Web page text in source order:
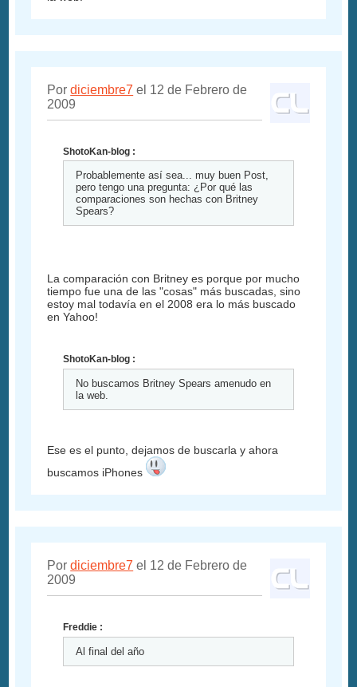
Pordiciembre7 el 12 de Febrero de
2009
ShotoKan-blog :
Probablemente así sea... muy buen Post,
pero tengo una pregunta: ¿Por qué las
comparaciones son hechas con Britney
Spears?
La comparación con Britney es porque por mucho
tiempo fue una de las "cosas" más buscadas, sino
estoy mal todavía en el 2008 era lo más buscado
en Yahoo!
ShotoKan-blog :
No buscamos Britney Spears amenudo en
la web.
Ese es el punto, dejamos de buscarla y ahora
buscamos iPhones
Pordiciembre7 el 12 de Febrero de
2009
Freddie :
Al final del año